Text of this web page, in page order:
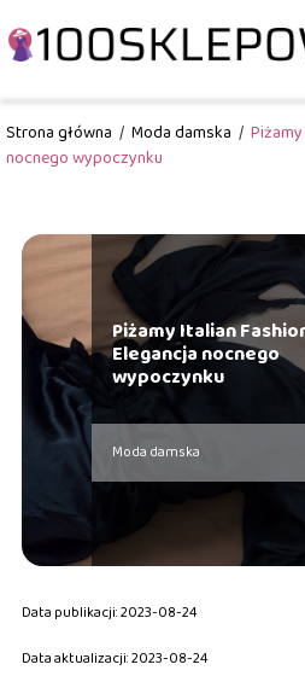
Strona główna / Moda damska /
nocnego wypoczynku
Piżamy Italian
Elegancja nocnego
wypoczynku
Moda damska
Data publikacji: 2023-08-24
Data aktualizacji: 2023-08-24